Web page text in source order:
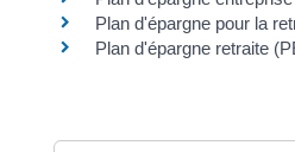
Plan d'épargne pour la
Plan d'épargne retraite